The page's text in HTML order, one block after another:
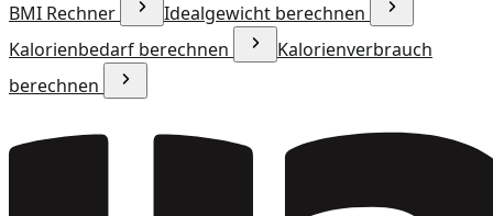
BMI Rechner
Idealgewicht berechnen
Kalorienbedarf berechnen
Kalorienverbrauch
berechnen